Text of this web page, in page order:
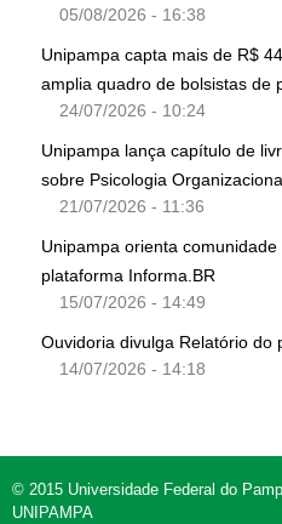
05/08/2026 - 16:38
Unipampa capta mais de R$
amplia quadro de bolsistas de
24/07/2026 - 10:24
Unipampa lança capítulo de
sobre Psicologia
21/07/2026 - 11:36
Unipampa orienta
plataforma Informa.BR
15/07/2026 - 14:49
Ouvidoria divulga Relatório do
14/07/2026 - 14:18
© 2015 Universidade Federal do
UNIPAMPA